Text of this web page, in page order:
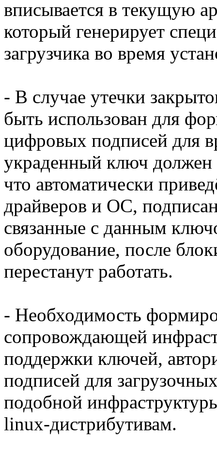
вписывается в текущую
который генерирует
загрузчика во время
- В случае утечки
быть использован для
цифровых подписей для
украденный ключ должен
что автоматически
драйверов и ОС,
связанные с данным
оборудование, после
перестанут работать.
- Необходимость
сопровождающей
поддержки ключей,
подписей для
подобной
linux-дистрибутивам.